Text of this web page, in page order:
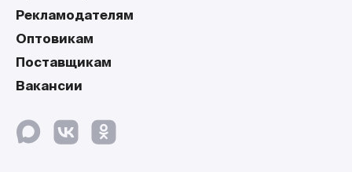
Рекламодателям
Оптовикам
Поставщикам
Вакансии